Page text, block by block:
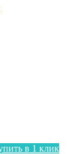
в 1 клик